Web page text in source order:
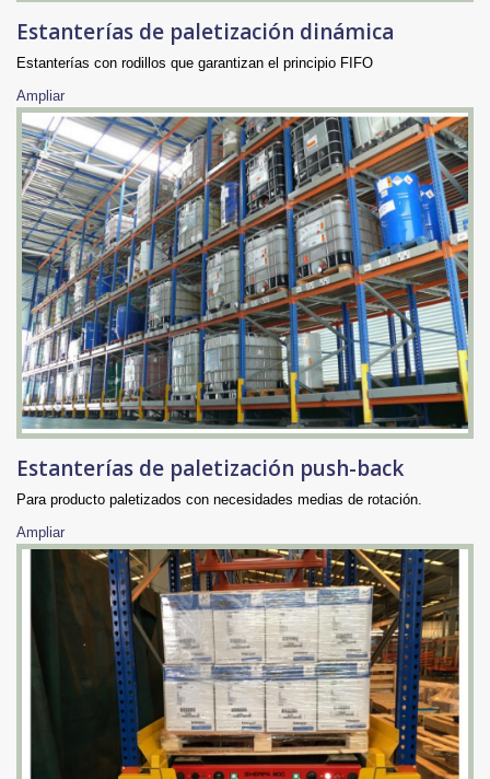
Estanterías de paletización dinámica
Estanterías con rodillos que garantizan el principio FIFO
Ampliar
Estanterías de paletización push-back
Para producto paletizados con necesidades medias de rotación.
Ampliar